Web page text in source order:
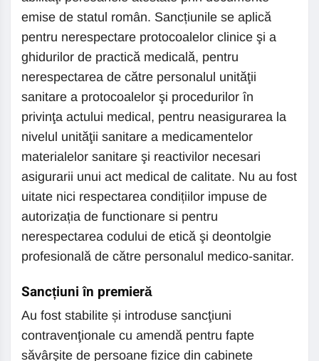
emise de statul român. Sancțiunile se aplică
pentru nerespectare protocoalelor clinice şi a
ghidurilor de practică medicală, pentru
nerespectarea de către personalul unităţii
sanitare a protocoalelor şi procedurilor în
privinţa actului medical, pentru neasigurarea la
nivelul unităţii sanitare a medicamentelor
materialelor sanitare şi reactivilor necesari
asigurarii unui act medical de calitate. Nu au fost
uitate nici respectarea condițiilor impuse de
autorizația de functionare si pentru
nerespectarea codului de etică şi deontolgie
profesională de către personalul medico-sanitar.
Sancțiuni în premieră
Au fost stabilite și introduse sancţiuni
contravenţionale cu amendă pentru fapte
săvârşite de persoane fizice din cabinete